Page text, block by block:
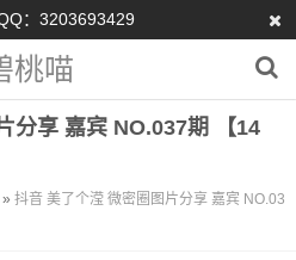
：3203693429
桃喵
分享 嘉宾 NO.037期 【14
» 抖音 美了个滢 微密圈图片分享 嘉宾 NO.03